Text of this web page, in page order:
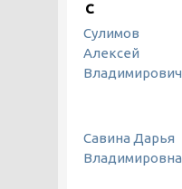
С
Сyлимов
Алексей
Bладимирович
Савина Дарья
Владимировна